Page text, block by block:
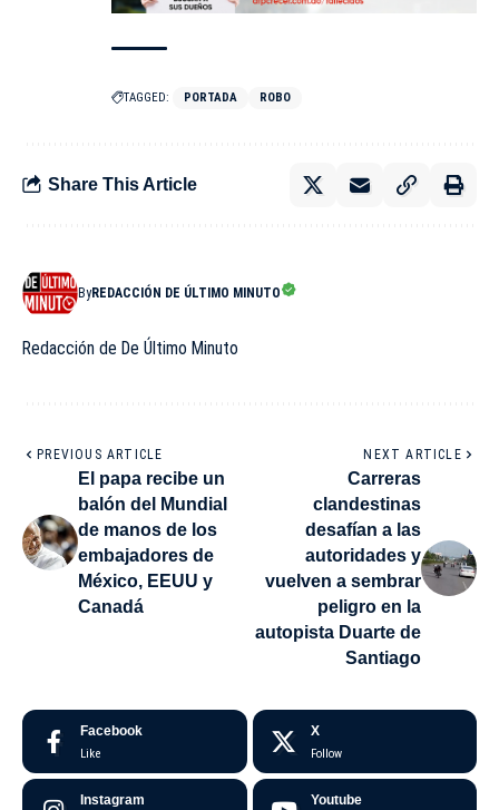
TAGGED: PORTADA ROBO
Share This Article
ByREDACCIÓN DE ÚLTIMO MINUTO
Redacción de De Último Minuto
PREVIOUS ARTICLE
El papa recibe un
balón del Mundial
de manos de los
embajadores de
México, EEUU y
Canadá
NEXT ARTICLE
Carreras
clandestinas
desafían a las
autoridades y
vuelven a sembrar
peligro en la
autopista Duarte de
Santiago
Facebook
Like
X
Follow
Instagram Youtube